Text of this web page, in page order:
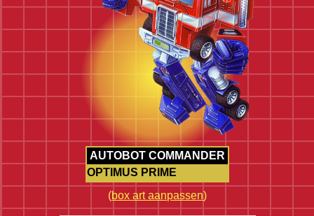
AUTOBOT COMMANDER
OPTIMUS PRIME
(box art aanpassen)